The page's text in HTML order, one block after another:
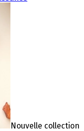
Nouvelle collection